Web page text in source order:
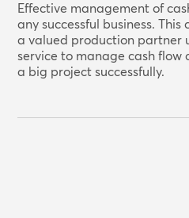
Effective management of
any successful business.
a valued production partner
service to manage cash flow
a big project successfully.